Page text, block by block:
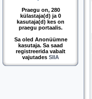
Praegu on, 280
külastaja(d) ja 0
kasutaja(d) kes on
praegu portaalis.
Sa oled Anonüümne
kasutaja. Sa saad
registreerida vabalt
vajutades SIIA